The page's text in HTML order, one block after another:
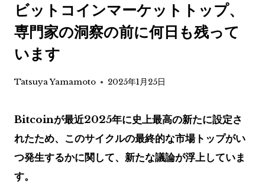
ビットコインマーケットトップ、
専門家の洞察の前に何日も残って
います
Tatsuya Yamamoto 2025年1月25日
Bitcoinが最近2025年に史上最高の新たに設定さ
れたため、このサイクルの最終的な市場トップがい
つ発生するかに関して、新たな議論が浮上していま
す。